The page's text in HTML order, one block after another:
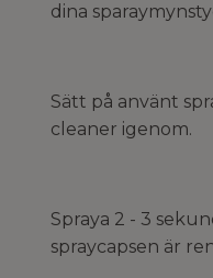
dina
Sätt på använt
cleaner igenom.
Spraya 2 - 3
spraycapsen är